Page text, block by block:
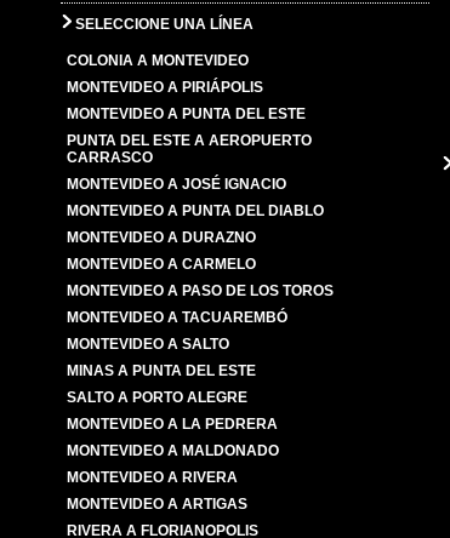
SELECCIONE UNA LÍNEA
COLONIA A MONTEVIDEO
MONTEVIDEO A PIRIÁPOLIS
MONTEVIDEO A PUNTA DEL ESTE
PUNTA DEL ESTE A AEROPUERTO
CARRASCO
MONTEVIDEO A JOSÉ IGNACIO
MONTEVIDEO A PUNTA DEL DIABLO
MONTEVIDEO A DURAZNO
MONTEVIDEO A CARMELO
MONTEVIDEO A PASO DE LOS TOROS
MONTEVIDEO A TACUAREMBÓ
MONTEVIDEO A SALTO
MINAS A PUNTA DEL ESTE
SALTO A PORTO ALEGRE
MONTEVIDEO A LA PEDRERA
MONTEVIDEO A MALDONADO
MONTEVIDEO A RIVERA
MONTEVIDEO A ARTIGAS
RIVERA A FLORIANOPOLIS